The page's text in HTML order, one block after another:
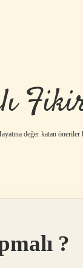
değer katan öneriler
?